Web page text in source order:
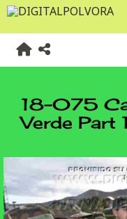
18-075
Verde Part 1